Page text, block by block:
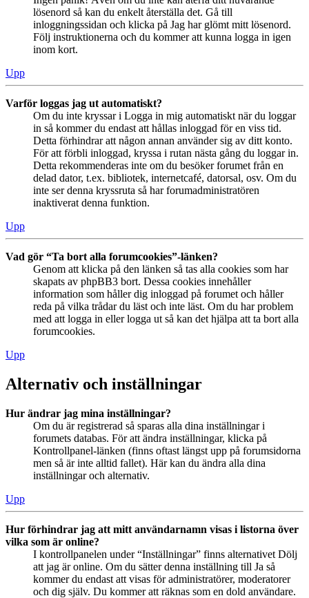
lösenord så kan du enkelt återställa det. Gå till
inloggningssidan och klicka på Jag har glömt mitt lösenord.
Följ instruktionerna och du kommer att kunna logga in igen
inom kort.
Upp
Varför loggas jag ut automatiskt?
Om du inte kryssar i Logga in mig automatiskt när du loggar
in så kommer du endast att hållas inloggad för en viss tid.
Detta förhindrar att någon annan använder sig av ditt konto.
För att förbli inloggad, kryssa i rutan nästa gång du loggar in.
Detta rekommenderas inte om du besöker forumet från en
delad dator, t.ex. bibliotek, internetcafé, datorsal, osv. Om du
inte ser denna kryssruta så har forumadministratören
inaktiverat denna funktion.
Upp
Vad gör “Ta bort alla forumcookies”-länken?
Genom att klicka på den länken så tas alla cookies som har
skapats av phpBB3 bort. Dessa cookies innehåller
information som håller dig inloggad på forumet och håller
reda på vilka trådar du läst och inte läst. Om du har problem
med att logga in eller logga ut så kan det hjälpa att ta bort alla
forumcookies.
Upp
Alternativ och inställningar
Hur ändrar jag mina inställningar?
Om du är registrerad så sparas alla dina inställningar i
forumets databas. För att ändra inställningar, klicka på
Kontrollpanel-länken (finns oftast längst upp på forumsidorna
men så är inte alltid fallet). Här kan du ändra alla dina
inställningar och alternativ.
Upp
Hur förhindrar jag att mitt användarnamn visas i listorna över
vilka som är online?
I kontrollpanelen under “Inställningar” finns alternativet Dölj
att jag är online. Om du sätter denna inställning till Ja så
kommer du endast att visas för administratörer, moderatorer
och dig själv. Du kommer att räknas som en dold användare.